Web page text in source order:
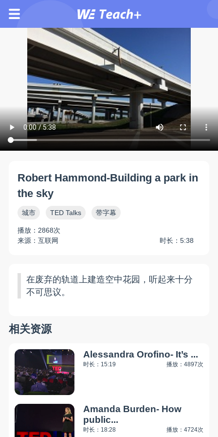
Robert Hammond-Building a park in
the sky
城市 TED Talks 带字幕
播放：2868次
来源：互联网
时长：5:38
在废弃的轨道上建造空中花园，听起来十分
不可思议。
相关资源
Alessandra Orofino- It’s ...
时长：15:19 播放：4897次
Amanda Burden- How
public...
时长：18:28 播放：4724次